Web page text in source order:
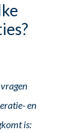
en
is: